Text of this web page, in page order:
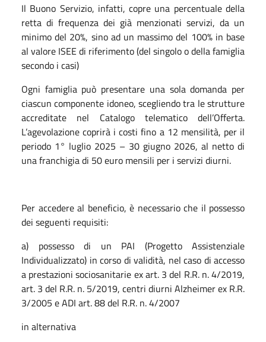
Il Buono Servizio, infatti, copre una percentuale della
retta di frequenza dei già menzionati servizi, da un
minimo del 20%, sino ad un massimo del 100% in base
al valore ISEE di riferimento (del singolo o della famiglia
secondo i casi)
Ogni famiglia può presentare una sola domanda per
ciascun componente idoneo, scegliendo tra le strutture
accreditate nel Catalogo telematico dell’Offerta.
L’agevolazione coprirà i costi fino a 12 mensilità, per il
periodo 1° luglio 2025 – 30 giugno 2026, al netto di
una franchigia di 50 euro mensili per i servizi diurni.
Per accedere al beneficio, è necessario che il possesso
dei seguenti requisiti:
a) possesso di un PAI (Progetto Assistenziale
Individualizzato) in corso di validità, nel caso di accesso
a prestazioni sociosanitarie ex art. 3 del R.R. n. 4/2019,
art. 3 del R.R. n. 5/2019, centri diurni Alzheimer ex R.R.
3/2005 e ADI art. 88 del R.R. n. 4/2007
in alternativa